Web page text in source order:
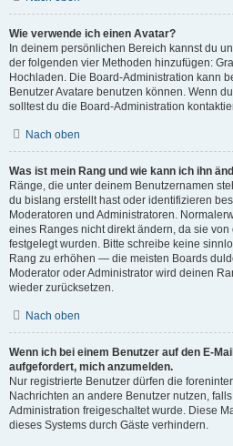
Wie verwende ich einen Avatar?
In deinem persönlichen Bereich kannst du
der folgenden vier Methoden hinzufügen:
Hochladen. Die Board-Administration kann
Benutzer Avatare benutzen können. Wenn
solltest du die Board-Administration
Nach oben
Was ist mein Rang und wie kann ich ihn
Ränge, die unter deinem Benutzernamen
du bislang erstellt hast oder identifizieren
Moderatoren und Administratoren.
eines Ranges nicht direkt ändern, da sie
festgelegt wurden. Bitte schreibe keine
Rang zu erhöhen — die meisten Boards
Moderator oder Administrator wird deinen
wieder zurücksetzen.
Nach oben
Wenn ich bei einem Benutzer auf den E-
aufgefordert, mich anzumelden.
Nur registrierte Benutzer dürfen die
Nachrichten an andere Benutzer nutzen,
Administration freigeschaltet wurde. Diese
dieses Systems durch Gäste verhindern.